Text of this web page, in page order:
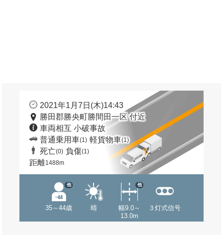
2021年1月7日(木)14:43
勝田郡勝央町勝間田一区 付近
車両相互 小破事故
普通乗用車(1) 軽貨物車(1)
死亡(0) 負傷(1)
距離1488m
35～44歳
他
晴
幅9.0～
13.0m
他
３灯式信号